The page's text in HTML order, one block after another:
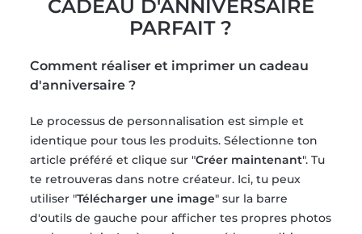
CADEAU D'ANNIVERSAIRE
PARFAIT ?
Comment réaliser et imprimer un cadeau
d'anniversaire ?
Le processus de personnalisation est simple et
identique pour tous les produits. Sélectionne ton
article préféré et clique sur "Créer maintenant". Tu
te retrouveras dans notre créateur. Ici, tu peux
utiliser "Télécharger une image" sur la barre
d'outils de gauche pour afficher tes propres photos